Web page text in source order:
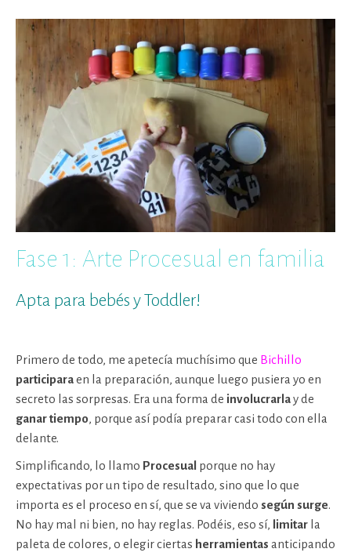
Fase 1: Arte Procesual en familia
Apta para bebés y Toddler!
Primero de todo, me apetecía muchísimo que Bichillo
participaraen la preparación, aunque luego pusiera yo en
secreto las sorpresas. Era una forma de involucrarlay de
ganar tiempo, porque así podía preparar casi todo con ella
delante.
Simplificando, lo llamo Procesual porque no hay
expectativas por un tipo de resultado, sino que lo que
importa es el proceso en sí, que se va viviendo según surge.
No hay mal ni bien, no hay reglas. Podéis, eso sí, limitar la
paleta de colores, o elegir ciertas herramientas anticipando